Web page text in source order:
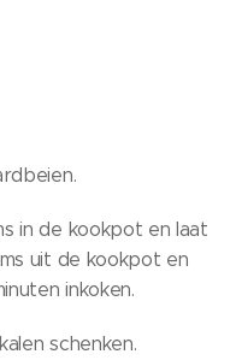
in de kookpot en laat
uit de kookpot en
inkoken.
schenken.